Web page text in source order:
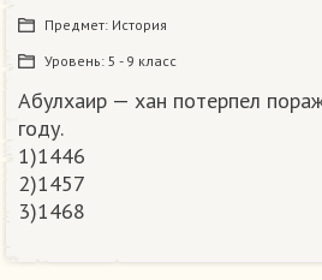
Предмет: История
Уровень: 5 - 9 класс
Абулхаир — хан потерпел
году.
1)1446
2)1457
3)1468​